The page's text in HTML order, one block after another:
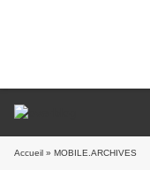
Accueil » MOBILE.ARCHIVES